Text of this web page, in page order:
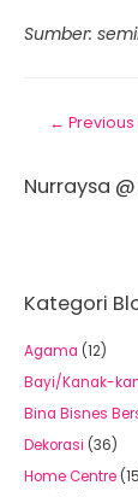
Sumber:
← Previous
Nurraysa
Kategori
Agama (12)
Bayi/Kanak-
Bina Bisnes
Dekorasi (36)
Home Centre